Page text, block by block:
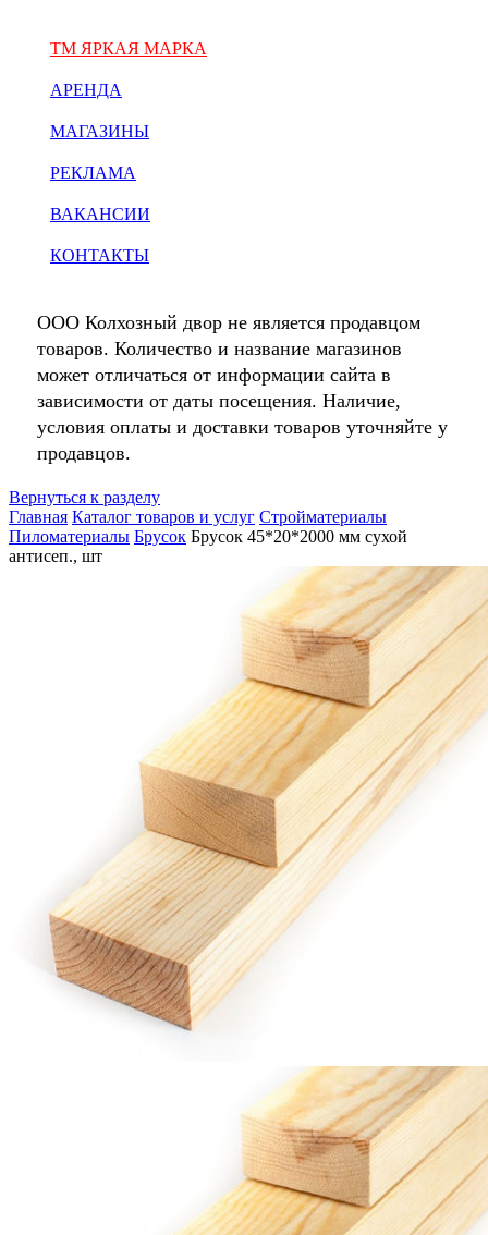
ТМ ЯРКАЯ МАРКА
АРЕНДА
МАГАЗИНЫ
РЕКЛАМА
ВАКАНСИИ
КОНТАКТЫ
ООО Колхозный двор не является продавцом
товаров. Количество и название магазинов
может отличаться от информации сайта в
зависимости от даты посещения. Наличие,
условия оплаты и доставки товаров уточняйте у
продавцов.
Вернуться к разделу
Главная Каталог товаров и услуг Стройматериалы
Пиломатериалы Брусок Брусок 45*20*2000 мм сухой
антисеп., шт